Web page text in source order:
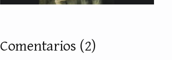
Comentarios (2)